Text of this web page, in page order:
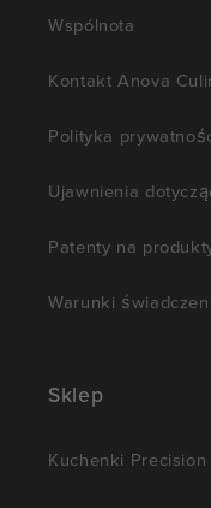
Wspólnota
Kontakt Anova
Polityka
Ujawnienia
Patenty na
Warunki
Sklep
Kuchenki Precision